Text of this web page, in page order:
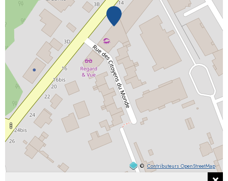
© Contributeurs OpenStreetMap